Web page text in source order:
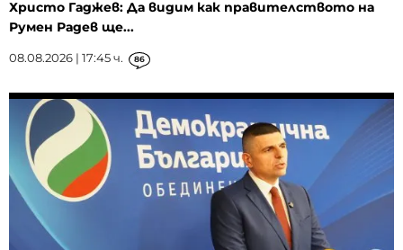
Христо Гаджев: Да видим как правителството на
Румен Радев ще...
08.08.2026 | 17:45 ч. 86